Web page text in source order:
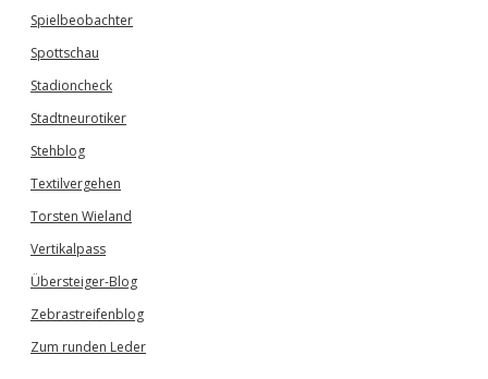
Spielbeobachter
Spottschau
Stadioncheck
Stadtneurotiker
Stehblog
Textilvergehen
Torsten Wieland
Vertikalpass
Übersteiger-Blog
Zebrastreifenblog
Zum runden Leder